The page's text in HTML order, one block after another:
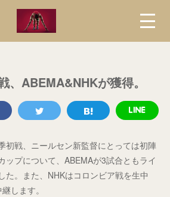
、ABEMA&NHKが獲得。
初戦、ニールセン新監督にとっては初陣
ップについて、ABEMAが3試合ともライ
た。また、NHKはコロンビア戦を生中
します。